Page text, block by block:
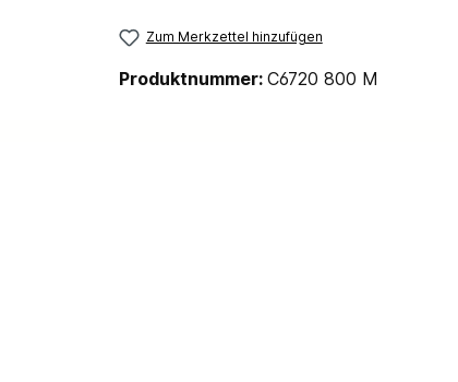
Zum Merkzettel hinzufügen
Produktnummer: C6720 800 M